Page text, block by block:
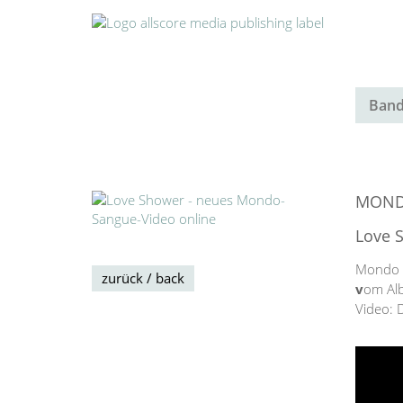
zurück / back
Love
Mondo
vom
Video: